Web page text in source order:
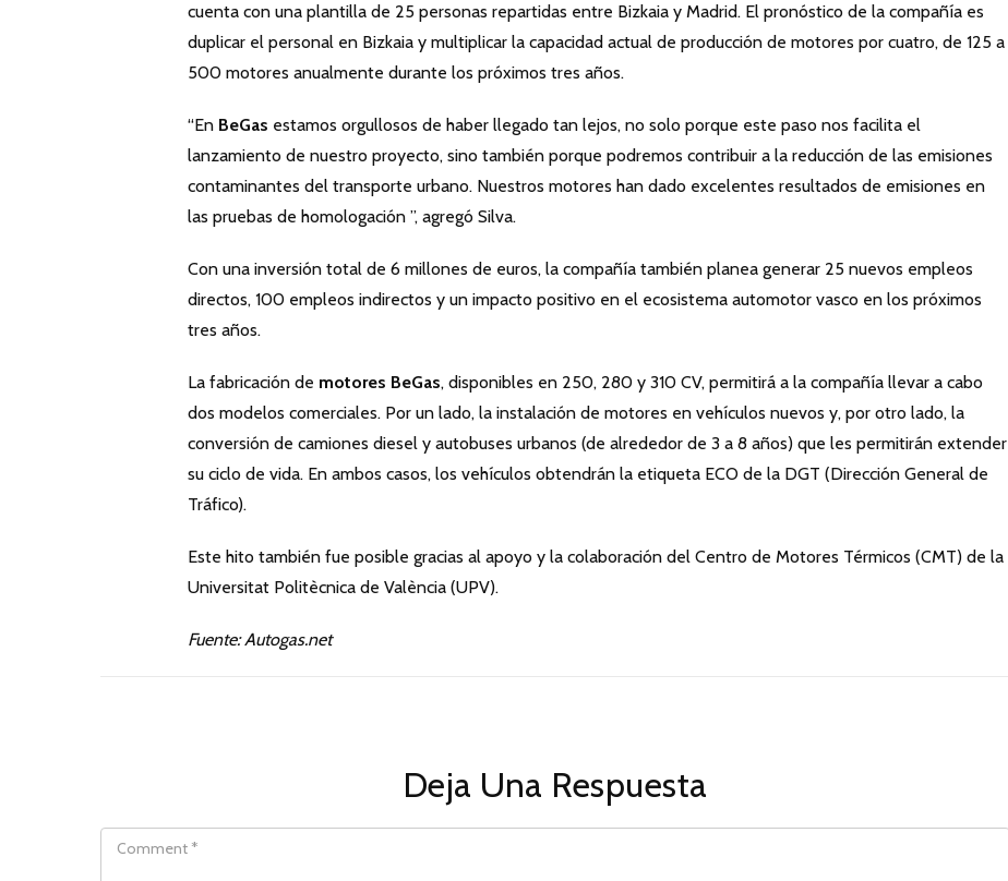
cuenta con una plantilla de 25 personas repartidas entre Bizkaia y Madrid. El pronóstico de la compañía es
duplicar el personal en Bizkaia y multiplicar la capacidad actual de producción de motores por cuatro, de 125 a
500 motores anualmente durante los próximos tres años.
“En BeGas estamos orgullosos de haber llegado tan lejos, no solo porque este paso nos facilita el
lanzamiento de nuestro proyecto, sino también porque podremos contribuir a la reducción de las emisiones
contaminantes del transporte urbano. Nuestros motores han dado excelentes resultados de emisiones en
las pruebas de homologación ”, agregó Silva.
Con una inversión total de 6 millones de euros, la compañía también planea generar 25 nuevos empleos
directos, 100 empleos indirectos y un impacto positivo en el ecosistema automotor vasco en los próximos
tres años.
La fabricación de motores BeGas, disponibles en 250, 280 y 310 CV, permitirá a la compañía llevar a cabo
dos modelos comerciales. Por un lado, la instalación de motores en vehículos nuevos y, por otro lado, la
conversión de camiones diesel y autobuses urbanos (de alrededor de 3 a 8 años) que les permitirán extender
su ciclo de vida. En ambos casos, los vehículos obtendrán la etiqueta ECO de la DGT (Dirección General de
Tráfico).
Este hito también fue posible gracias al apoyo y la colaboración del Centro de Motores Térmicos (CMT) de la
Universitat Politècnica de València (UPV).
Fuente: Autogas.net
Deja Una Respuesta